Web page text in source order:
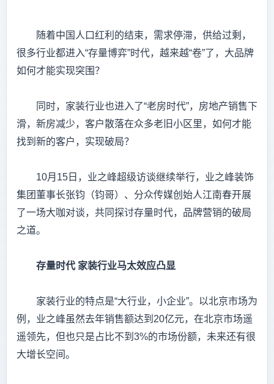
随着中国人口红利的结束，需求停滞，供给过剩，
很多行业都进入“存量博弈”时代，越来越“卷”了，大品牌
如何才能实现突围？
同时，家装行业也进入了“老房时代”，房地产销售下
滑，新房减少，客户散落在众多老旧小区里，如何才能
找到新的客户，实现破局？
10月15日，业之峰超级访谈继续举行，业之峰装饰
集团董事长张钧（钧哥）、分众传媒创始人江南春开展
了一场大咖对谈，共同探讨存量时代，品牌营销的破局
之道。
存量时代 家装行业马太效应凸显
家装行业的特点是“大行业，小企业”。以北京市场为
例，业之峰虽然去年销售额达到20亿元，在北京市场遥
遥领先，但也只是占比不到3%的市场份额，未来还有很
大增长空间。